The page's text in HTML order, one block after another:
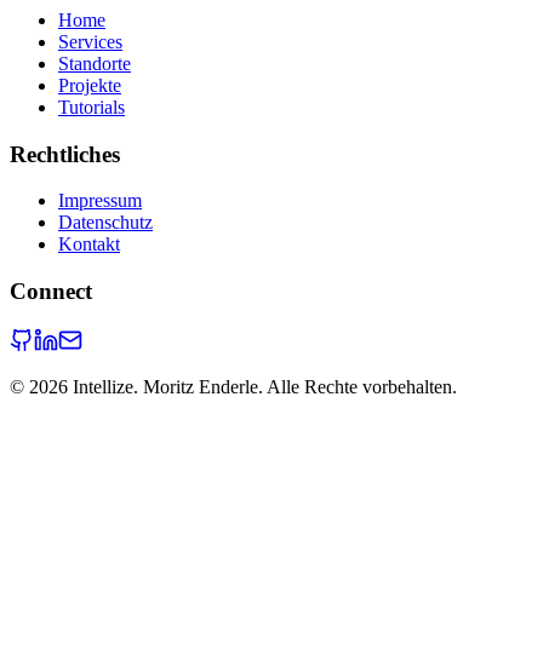
Home
Services
Standorte
Projekte
Tutorials
Rechtliches
Impressum
Datenschutz
Kontakt
Connect
© 2026 Intellize. Moritz Enderle. Alle Rechte vorbehalten.